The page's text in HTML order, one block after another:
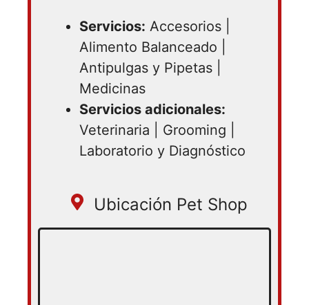
Servicios: Accesorios |
Alimento Balanceado |
Antipulgas y Pipetas |
Medicinas
Servicios adicionales:
Veterinaria | Grooming |
Laboratorio y Diagnóstico
Ubicación Pet Shop